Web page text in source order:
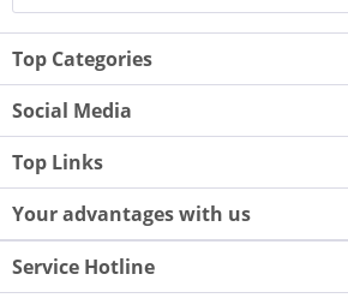
Top Categories
Social Media
Top Links
Your advantages with us
Service Hotline